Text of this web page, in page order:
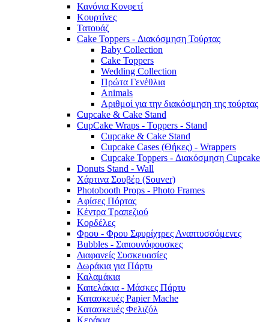
Κανόνια Κονφετί
Κουρτίνες
Τατουάζ
Cake Toppers - Διακόσμηση Τούρτας
Baby Collection
Cake Toppers
Wedding Collection
Πρώτα Γενέθλια
Animals
Αριθμοί για την διακόσμηση της τούρτας
Cupcake & Cake Stand
CupCake Wraps - Toppers - Stand
Cupcake & Cake Stand
Cupcake Cases (Θήκες) - Wrappers
Cupcake Toppers - Διακόσμηση Cupcake
Donuts Stand - Wall
Χάρτινα Σουβέρ (Souver)
Photobooth Props - Photo Frames
Αφίσες Πόρτας
Κέντρα Τραπεζιού
Κορδέλες
Φρου - Φρου Σφυρίχτρες Αναπτυσσόμενες
Bubbles - Σαπουνόφουσκες
Διαφανείς Συσκευασίες
Δωράκια για Πάρτυ
Καλαμάκια
Καπελάκια - Μάσκες Πάρτυ
Κατασκευές Papier Mache
Κατασκευές Φελιζόλ